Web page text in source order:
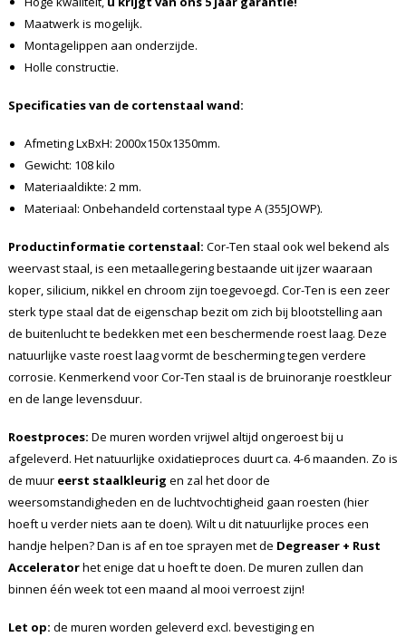
Maatwerk is mogelijk.
Montagelippen aan onderzijde.
Holle constructie.
Specificaties van de cortenstaal wand:
Afmeting LxBxH: 2000x150x1350mm.
Gewicht: 108 kilo
Materiaaldikte: 2 mm.
Materiaal: Onbehandeld cortenstaal type A (355JOWP).
Productinformatie cortenstaal: Cor-Ten staal ook wel bekend als
weervast staal, is een metaallegering bestaande uit ijzer waaraan
koper, silicium, nikkel en chroom zijn toegevoegd. Cor-Ten is een zeer
sterk type staal dat de eigenschap bezit om zich bij blootstelling aan
de buitenlucht te bedekken met een beschermende roest laag. Deze
natuurlijke vaste roest laag vormt de bescherming tegen verdere
corrosie. Kenmerkend voor Cor-Ten staal is de bruinoranje roestkleur
en de lange levensduur.
Roestproces: De muren worden vrijwel altijd ongeroest bij u
afgeleverd. Het natuurlijke oxidatieproces duurt ca. 4-6 maanden. Zo is
de muur eerst staalkleurig en zal het door de
weersomstandigheden en de luchtvochtigheid gaan roesten (hier
hoeft u verder niets aan te doen). Wilt u dit natuurlijke proces een
handje helpen? Dan is af en toe sprayen met de Degreaser + Rust
Acceleratorhet enige dat u hoeft te doen. De muren zullen dan
binnen één week tot een maand al mooi verroest zijn!
Let op: de muren worden geleverd excl. bevestiging en